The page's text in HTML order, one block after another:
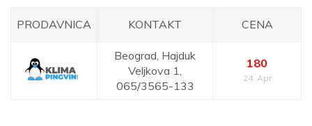
PRODAVNICA KONTAKT CENA
Beograd, Hajduk
Veljkova 1,
065/3565-133
180
24. Apr